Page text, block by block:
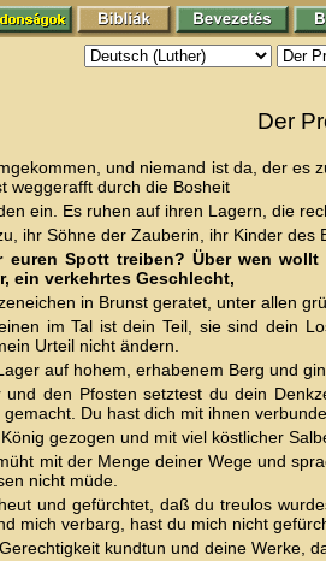
Der
und niemand ist da, der es
weggerafft durch die Bosheit
ein. Es ruhen auf ihren Lagern, die
ihr Söhne der Zauberin, ihr Kinder des
euren Spott treiben? Über wen
ein verkehrtes Geschlecht,
in Brunst geratet, unter allen
im Tal ist dein Teil, sie sind dein
Urteil nicht ändern.
auf hohem, erhabenem Berg und
den Pfosten setztest du dein
Du hast dich mit ihnen
gezogen und mit viel köstlicher
mit der Menge deiner Wege und
nicht müde.
und gefürchtet, daß du treulos
mich verbarg, hast du mich nicht
kundtun und deine Werke,